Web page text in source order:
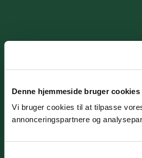
Denne hjemmeside bruger cookies
Vi bruger cookies til at tilpasse
annonceringspartnere og